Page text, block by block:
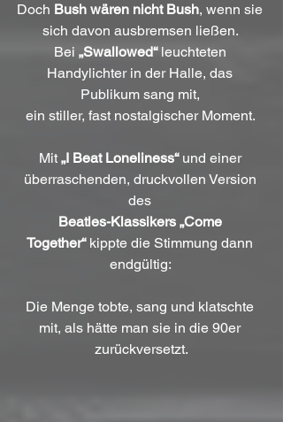
Doch Bush wären nicht Bush, wenn sie
sich davon ausbremsen ließen.
Bei „Swallowed“ leuchteten
Handylichter in der Halle, das
Publikum sang mit,
ein stiller, fast nostalgischer Moment.
Mit „I Beat Loneliness“ und einer
überraschenden, druckvollen Version
des
Beatles-Klassikers „Come
Together“ kippte die Stimmung dann
endgültig:
Die Menge tobte, sang und klatschte
mit, als hätte man sie in die 90er
zurückversetzt.